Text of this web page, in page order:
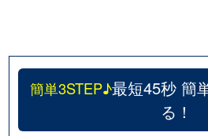
簡単3STEP♪最短45秒 簡
る！